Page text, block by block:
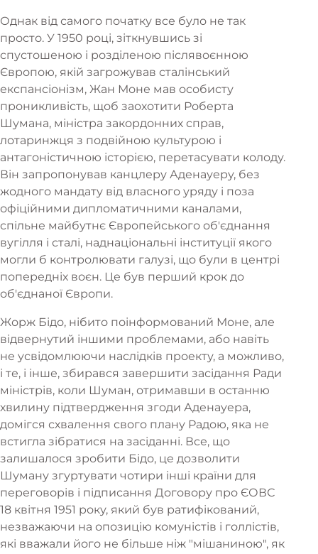
Однак від самого початку все було не так
просто. У 1950 році, зіткнувшись зі
спустошеною і розділеною післявоєнною
Європою, якій загрожував сталінський
експансіонізм, Жан Моне мав особисту
проникливість, щоб заохотити Роберта
Шумана, міністра закордонних справ,
лотаринжця з подвійною культурою і
антагоністичною історією, перетасувати колоду.
Він запропонував канцлеру Аденауеру, без
жодного мандату від власного уряду і поза
офіційними дипломатичними каналами,
спільне майбутнє Європейського об'єднання
вугілля і сталі, наднаціональні інституції якого
могли б контролювати галузі, що були в центрі
попередніх воєн. Це був перший крок до
об'єднаної Європи.
Жорж Бідо, нібито поінформований Моне, але
відвернутий іншими проблемами, або навіть
не усвідомлюючи наслідків проекту, а можливо,
і те, і інше, збирався завершити засідання Ради
міністрів, коли Шуман, отримавши в останню
хвилину підтвердження згоди Аденауера,
домігся схвалення свого плану Радою, яка не
встигла зібратися на засіданні. Все, що
залишалося зробити Бідо, це дозволити
Шуману згуртувати чотири інші країни для
переговорів і підписання Договору про ЄОВС
18 квітня 1951 року, який був ратифікований,
незважаючи на опозицію комуністів і голлістів,
які вважали його не більше ніж "мішаниною", як